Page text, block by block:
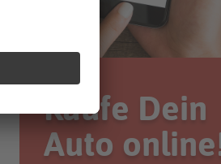
Kaufe Dein
Auto